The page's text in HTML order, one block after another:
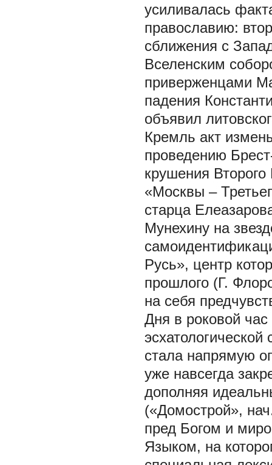
усиливалась
православию:
сближения с
Вселенским
приверженцами
падения
объявил
Кремль акт
проведению
крушения
«Москвы –
старца
Мунехину на
Русь», центр
прошлого (Г.
на себя
Дня в роковой
стала напрямую
уже навсегда
дополняя
(«Домострой»,
пред Богом и
Языком, на